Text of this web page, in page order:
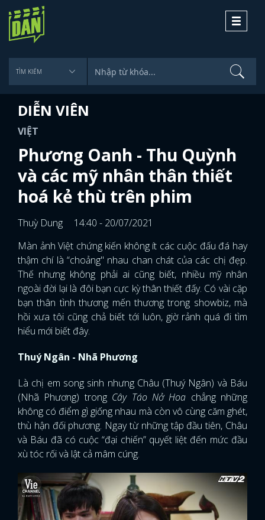
Toggle
DIỄN VIÊN
VIỆT
Phương Oanh - Thu Quỳnh
và các mỹ nhân thân thiết
hoá kẻ thù trên phim
Thuỳ Dung
14:40 - 20/07/2021
Màn ảnh Việt chứng kiến không ít các cuộc đấu đá hay
thậm chí là “choảng" nhau chan chát của các chị đẹp.
Thế nhưng không phải ai cũng biết, nhiều mỹ nhân
ngoài đời lại là đôi bạn cực kỳ thân thiết đấy. Có vài cặp
bạn thân tình thương mến thương trong showbiz, mà
hồi xưa tôi cũng chả biết tới luôn, giờ rảnh quá đi tìm
hiểu mới biết đây.
Thuý Ngân - Nhã Phương
Là chị em song sinh nhưng Châu (Thuý Ngân) và Báu
(Nhã Phương) trong Cây Táo Nở Hoa chẳng những
không có điểm gì giống nhau mà còn vô cùng căm ghét,
thù hận đối phương. Ngay từ những tập đầu tiên, Châu
và Báu đã có cuộc “đại chiến” quyết liệt đến mức đầu
xù tóc rối và lật cả mâm cúng.